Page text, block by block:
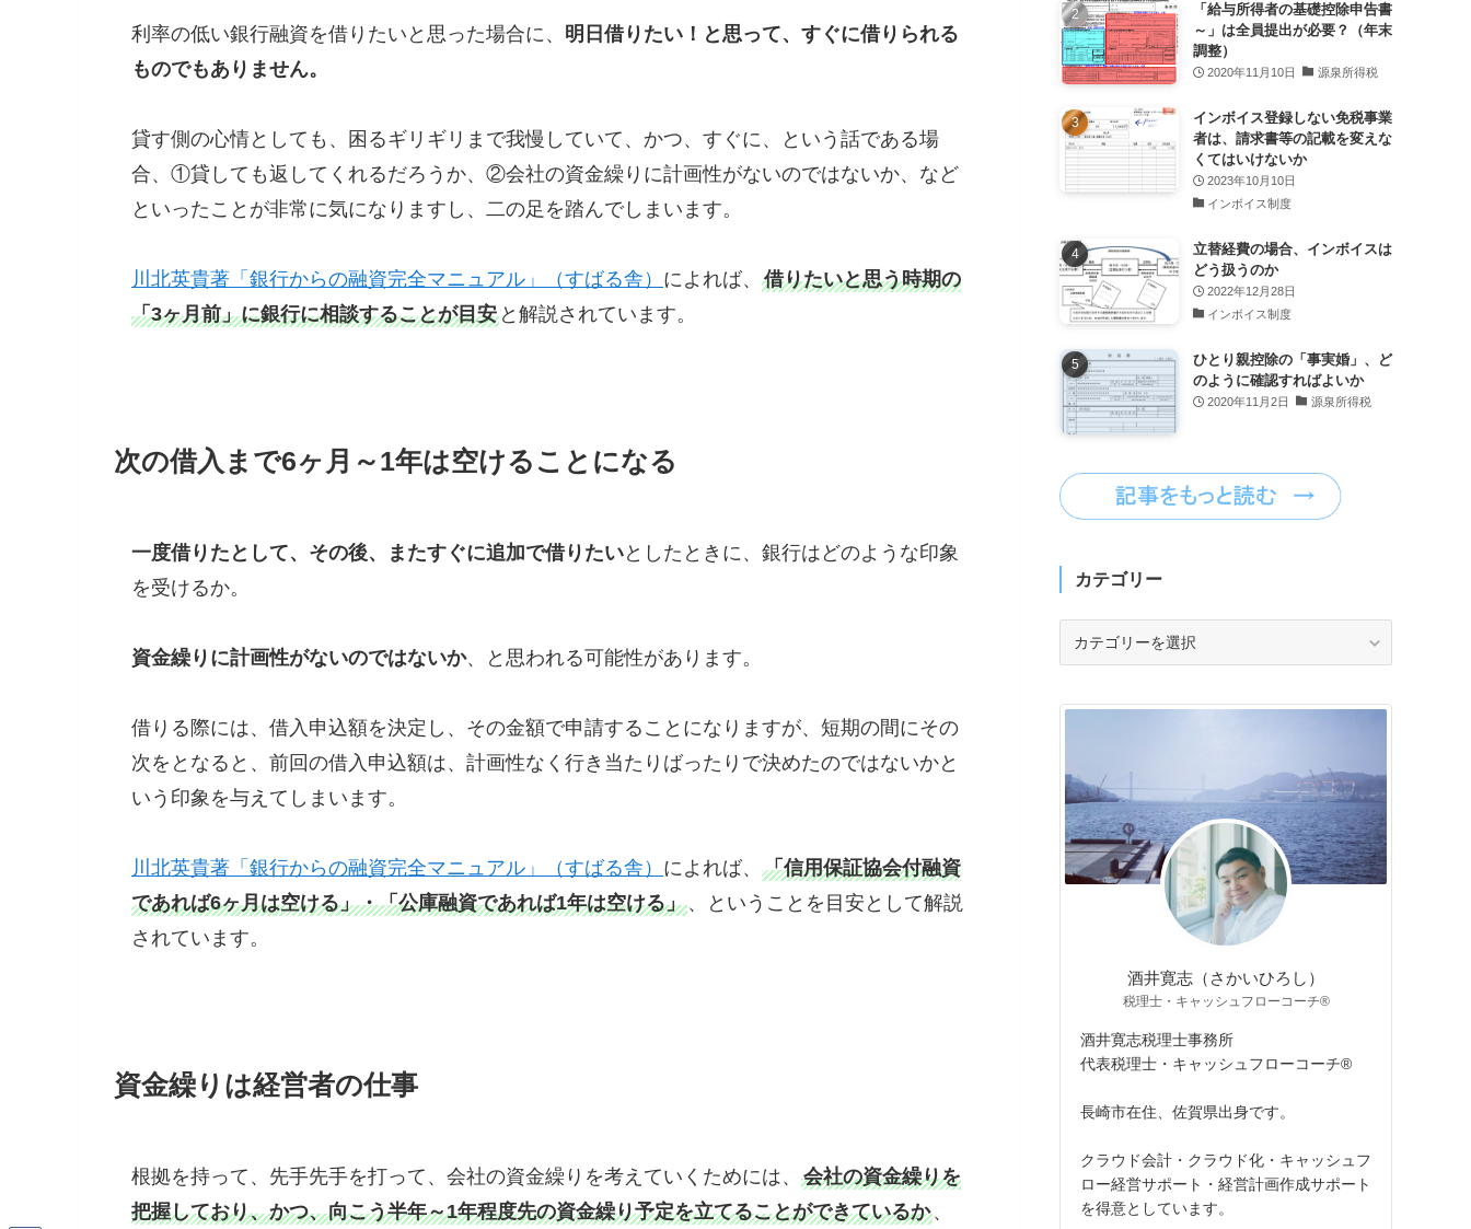
利率の低い銀行融資を借りたいと思った場合に、 明日借りたい！と思って、すぐに借りられる
ものでもありません。
貸す側の心情としても、困るギリギリまで我慢していて、かつ、すぐに、という話である場
合、①貸しても返してくれるだろうか、②会社の資金繰りに計画性がないのではないか、など
といったことが非常に気になりますし、二の足を踏んでしまいます。
川北英貴著「銀行からの融資完全マニュアル」（すばる舎） によれば、 借りたいと思う時期の
「3ヶ月前」に銀行に相談することが目安 と解説されています。
次の借入まで6ヶ月～1年は空けることになる
一度借りたとして、その後、またすぐに追加で借りたいとしたときに、銀行はどのような印象
を受けるか。
資金繰りに計画性がないのではないか、と思われる可能性があります。
借りる際には、借入申込額を決定し、その金額で申請することになりますが、短期の間にその
次をとなると、前回の借入申込額は、計画性なく行き当たりばったりで決めたのではないかと
いう印象を与えてしまいます。
川北英貴著「銀行からの融資完全マニュアル」（すばる舎） によれば、 「信用保証協会付融資
であれば6ヶ月は空ける」・「公庫融資であれば1年は空ける」 、ということを目安として解説
されています。
資金繰りは経営者の仕事
根拠を持って、先手先手を打って、会社の資金繰りを考えていくためには、 会社の資金繰りを
把握しており、かつ、向こう半年～1年程度先の資金繰り予定を立てることができているか 、
「給与所得者の基礎控除申告書
～」は全員提出が必要？（年末
調整）
2020年11月10日 源泉所得税
インボイス登録しない免税事業
者は、請求書等の記載を変えな
くてはいけないか
2023年10月10日
インボイス制度
立替経費の場合、インボイスは
どう扱うのか
2022年12月28日
インボイス制度
ひとり親控除の「事実婚」、ど
のように確認すればよいか
2020年11月2日 源泉所得税
カテゴリー
リ
酒井寛志（さかいひろし）
税理士・キャッシュフローコーチ®
酒井寛志税理士事務所
代表税理士・キャッシュフローコーチ®
長崎市在住、佐賀県出身です。
クラウド会計・クラウド化・キャッシュフ
ロー経営サポート・経営計画作成サポート
を得意としています。